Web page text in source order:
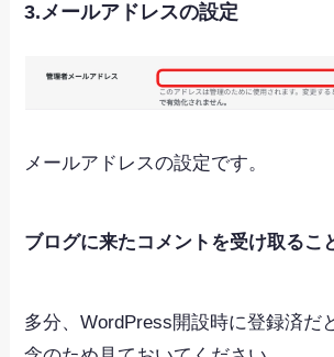
3.メールアドレスの設定
メールアドレスの設定です。
ブログに来たコメントを受け取るこ
多分、WordPress開設時に登録済だ